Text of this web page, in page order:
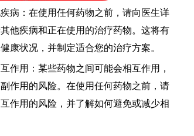
：在使用任何药物之前，请向医生详
他疾病和正在使用的治疗药物。这将有
康状况，并制定适合您的治疗方案。
用：某些药物之间可能会相互作用，
作用的风险。在使用任何药物之前，请
作用的风险，并了解如何避免或减少相